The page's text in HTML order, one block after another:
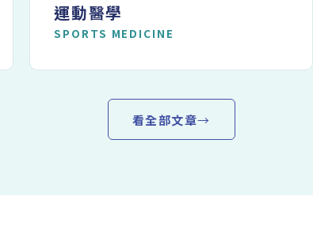
運動醫學
SPORTS MEDICINE
看全部文章→